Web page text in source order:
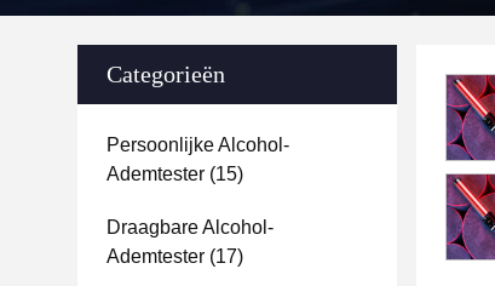
Categorieën
Persoonlijke Alcohol-
Ademtester (15)
Draagbare Alcohol-
Ademtester (17)